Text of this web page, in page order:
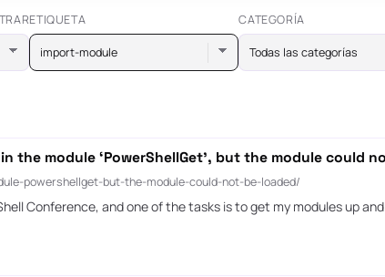
ETIQUETA
import-module
CATEGORÍA
Todas las categorías
the module ‘PowerShellGet’, but the module could
powershellget-but-the-module-could-not-be-loaded/
Conference, and one of the tasks is to get my modules up